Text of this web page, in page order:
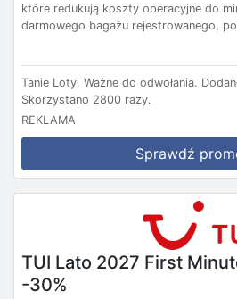
które redukują koszty operacyjne do
darmowego bagażu rejestrowanego,
Tanie Loty. Ważne do odwołania.
Skorzystano 2800 razy.
REKLAMA
Sprawdź
TUI Lato 2027 First
-30%